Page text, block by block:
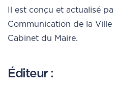
Il est conçu et actualisé
Communication de la
Cabinet du Maire.
Éditeur :